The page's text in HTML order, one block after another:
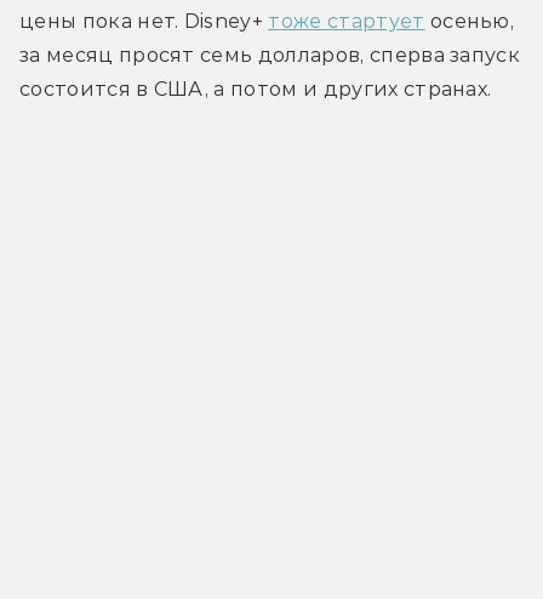
цены пока нет. Disney+ тоже стартует осенью,
за месяц просят семь долларов, сперва запуск
состоится в США, а потом и других странах.